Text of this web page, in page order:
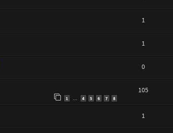
1
1
0
1 4 5 6 7 8
105
1